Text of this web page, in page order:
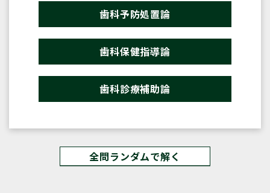
歯科予防処置論
歯科保健指導論
歯科診療補助論
全問ランダムで解く